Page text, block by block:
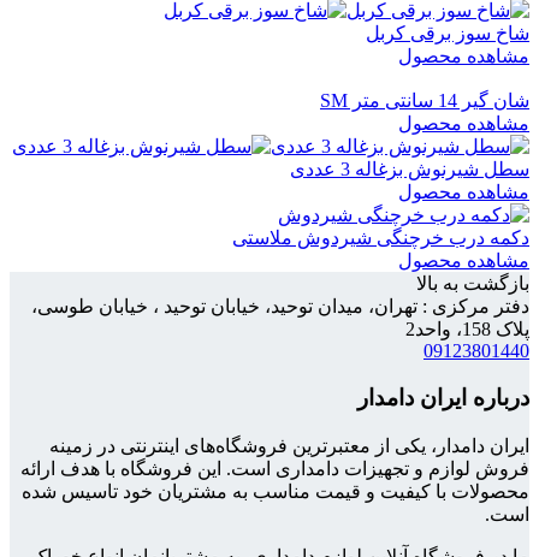
شاخ سوز برقی کربل
مشاهده محصول
شان گیر 14 سانتی متر SM
مشاهده محصول
سطل شیرنوش بزغاله 3 عددی
مشاهده محصول
دکمه درب خرچنگی شیردوش ملاستی
مشاهده محصول
بازگشت به بالا
دفتر مرکزی : تهران، میدان توحید، خیابان توحید ، خیابان طوسی،
پلاک 158، واحد2
09123801440
درباره ایران دامدار
ایران دامدار، یکی از معتبرترین فروشگاه‌های اینترنتی در زمینه
فروش لوازم و تجهیزات دامداری است. این فروشگاه با هدف ارائه
محصولات با کیفیت و قیمت مناسب به مشتریان خود تاسیس شده
است.